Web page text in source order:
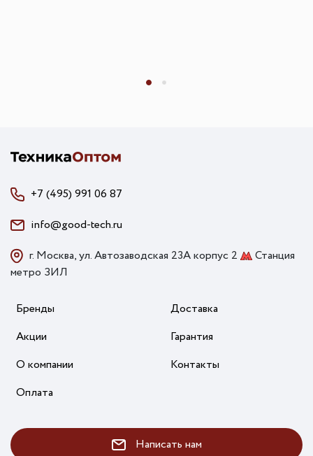
+7 (495) 991 06 87
info@good-tech.ru
г. Москва, ул. Автозаводская 23А корпус 2
Станция
метро ЗИЛ
Бренды
Акции
О компании
Оплата
Доставка
Гарантия
Контакты
Написать нам